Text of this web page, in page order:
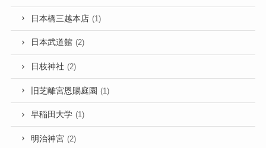
日本橋三越本店 (1)
日本武道館 (2)
日枝神社 (2)
旧芝離宮恩賜庭園 (1)
早稲田大学 (1)
明治神宮 (2)